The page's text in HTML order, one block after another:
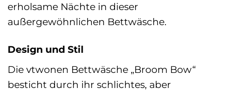
erholsame Nächte in dieser
außergewöhnlichen Bettwäsche.
Design und Stil
Die vtwonen Bettwäsche „Broom Bow“
besticht durch ihr schlichtes, aber